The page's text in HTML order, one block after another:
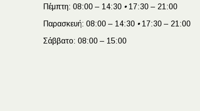
Πέμπτη: 08:00 – 14:30 •17:30 – 21:00
Παρασκευή: 08:00 – 14:30 •17:30 – 21:00
Σάββατο: 08:00 – 15:00